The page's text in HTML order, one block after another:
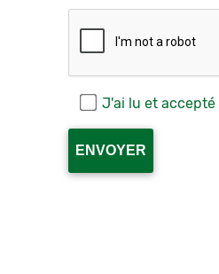
J'ai lu et accepté